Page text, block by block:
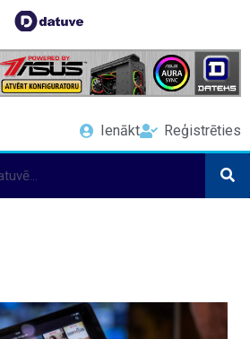
Ienākt Reģistrēties